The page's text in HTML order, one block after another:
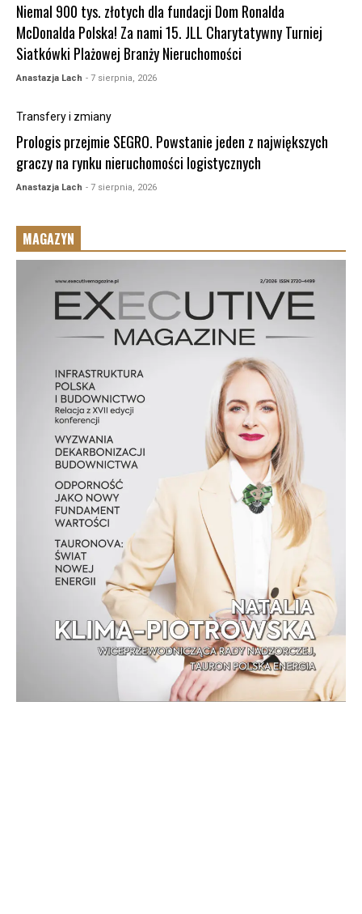
Niemal 900 tys. złotych dla fundacji Dom Ronalda
McDonalda Polska! Za nami 15. JLL Charytatywny Turniej
Siatkówki Plażowej Branży Nieruchomości
Anastazja Lach - 7 sierpnia, 2026
Transfery i zmiany
Prologis przejmie SEGRO. Powstanie jeden z największych
graczy na rynku nieruchomości logistycznych
Anastazja Lach - 7 sierpnia, 2026
MAGAZYN